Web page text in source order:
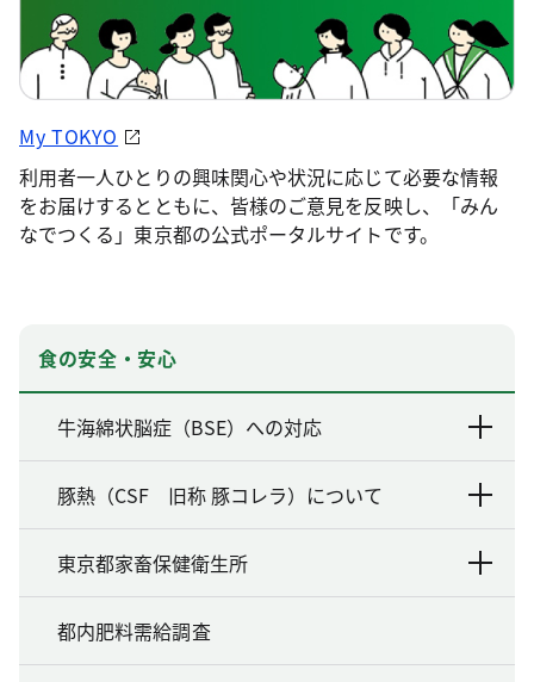
My TOKYO
利用者一人ひとりの興味関心や状況に応じて必要な情報
をお届けするとともに、皆様のご意見を反映し、「みん
なでつくる」東京都の公式ポータルサイトです。
食の安全・安心
牛海綿状脳症（BSE）への対応
豚熱（CSF 旧称 豚コレラ）について
東京都家畜保健衛生所
都内肥料需給調査